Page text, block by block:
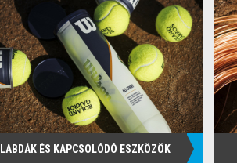
LABDÁK ÉS KAPCSOLÓDÓ ESZKÖZÖK